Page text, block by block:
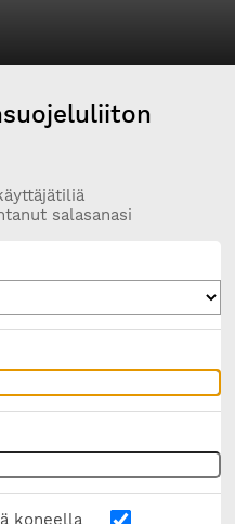
salasanasi
koneella